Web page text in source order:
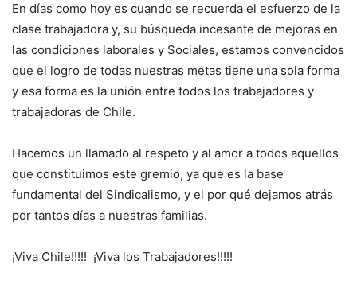
En días como hoy es cuando se recuerda el esfuerzo de la
clase trabajadora y, su búsqueda incesante de mejoras en
las condiciones laborales y Sociales, estamos convencidos
que el logro de todas nuestras metas tiene una sola forma
y esa forma es la unión entre todos los trabajadores y
trabajadoras de Chile.
Hacemos un llamado al respeto y al amor a todos aquellos
que constituimos este gremio, ya que es la base
fundamental del Sindicalismo, y el por qué dejamos atrás
por tantos días a nuestras familias.
¡Viva Chile!!!!! ¡Viva los Trabajadores!!!!!